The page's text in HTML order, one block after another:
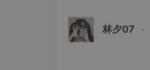
林夕07 ·